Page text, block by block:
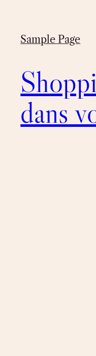
Sample Page
dans